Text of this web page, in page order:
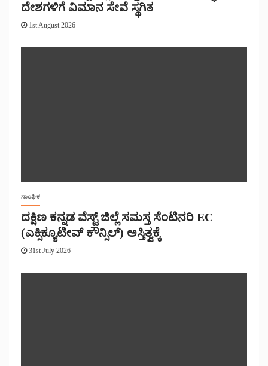
ದೇಶಗಳಿಗೆ ವಿಮಾನ ಸೇವೆ ಸ್ಥಗಿತ
1st August 2026
ಸಾಂಘಿಕ
ದಕ್ಷಿಣ ಕನ್ನಡ ವೆಸ್ಟ್ ಜಿಲ್ಲೆ ಸಮಸ್ತ ಸೆಂಟಿನರಿ EC
(ಎಕ್ಸಿಕ್ಯೂಟೀವ್ ಕೌನ್ಸಿಲ್) ಅಸ್ತಿತ್ವಕ್ಕೆ
31st July 2026